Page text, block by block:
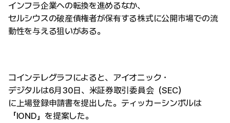
インフラ企業への転換を進めるなか、
セルシウスの破産債権者が保有する株式に公開市場での流
動性を与える狙いがある。
コインテレグラフによると、アイオニック・
デジタルは6月30日、米証券取引委員会（SEC）
に上場登録申請書を提出した。ティッカーシンボルは
「IOND」を提案した。